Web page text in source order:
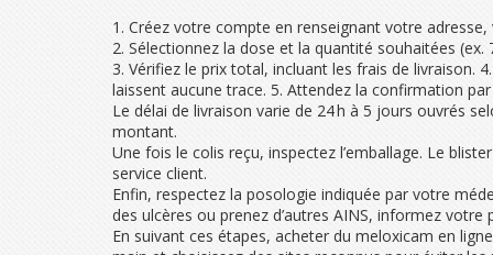
1. Créez votre compte en renseignant votre
2. Sélectionnez la dose et la quantité souhaitées (ex.
3. Vérifiez le prix total, incluant les frais de livraison.
laissent aucune trace. 5. Attendez la confirmation
Le délai de livraison varie de 24 h à 5 jours ouvrés
montant.
Une fois le colis reçu, inspectez l’emballage. Le
service client.
Enfin, respectez la posologie indiquée par votre
des ulcères ou prenez d’autres AINS, informez
En suivant ces étapes, acheter du meloxicam en